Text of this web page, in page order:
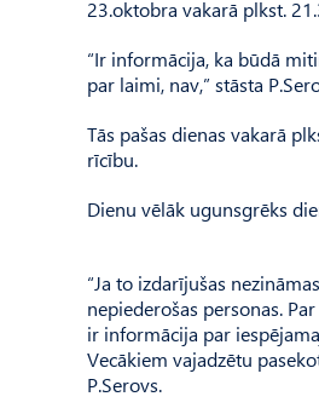
23.oktobra vakarā plkst.
“Ir informācija, ka būdā
par laimi, nav,” stāsta
Tās pašas dienas vakarā
rīcību.
Dienu vēlāk ugunsgrēks
“Ja to izdarījušas
nepiederošas personas.
ir informācija par
Vecākiem vajadzētu
P.Serovs.